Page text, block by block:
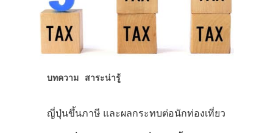
บทความ สาระน่ารู้
ญี่ปุ่นขึ้นภาษี และผลกระทบต่อนักท่องเที่ยว